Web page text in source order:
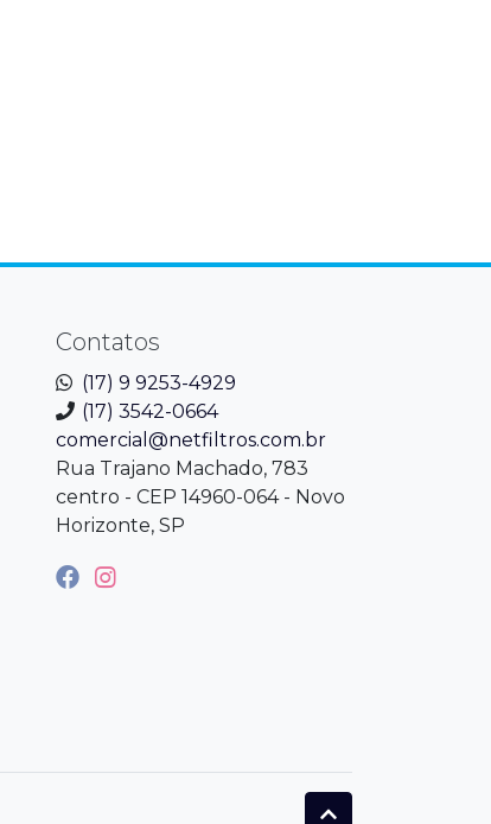
Contatos
(17) 9 9253-4929
(17) 3542-0664
comercial@netfiltros.com.br
Rua Trajano Machado, 783
centro - CEP 14960-064 - Novo
Horizonte, SP